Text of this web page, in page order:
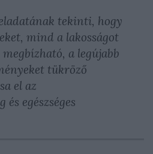
tekinti, hogy
mind a lakosságot
a legújabb
tükröző
el az
egészséges